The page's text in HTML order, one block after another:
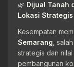
🌿 Dijual Tanah
Lokasi
Kesempatan
Semarang ,
strategis dan
pembangunan